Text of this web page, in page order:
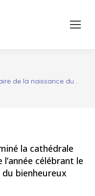
de la naissance du…
la cathédrale
célébrant le
du bienheureux